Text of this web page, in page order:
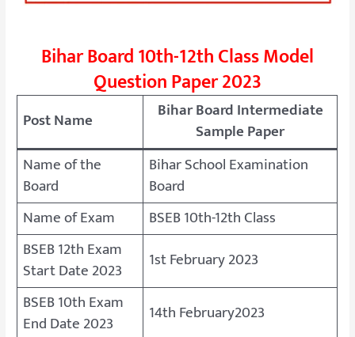
Bihar Board 10th-12th Class Model
Question Paper 2023
Post Name
Bihar Board Intermediate
Sample Paper
Name of the
Board
Bihar School Examination
Board
Name of Exam
BSEB 10th-12th Class
BSEB 12th Exam
Start Date 2023
1st February 2023
BSEB 10th Exam
End Date 2023
14th February2023